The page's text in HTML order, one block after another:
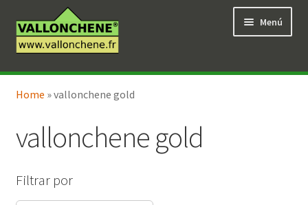
a
la
al
contenido
Menú
Tienda en línea
Home »vallonchene gold
vallonchene gold
Filtrar por